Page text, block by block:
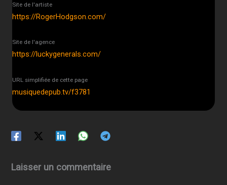
Site de l'artiste
https://RogerHodgson.com/
Site de l'agence
https://luckygenerals.com/
URL simplifiée de cette page
musiquedepub.tv/f3781
Laisser un commentaire